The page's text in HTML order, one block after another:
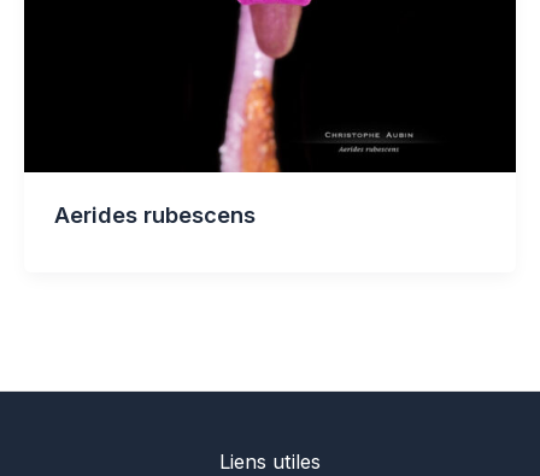
Aerides rubescens
Liens utiles